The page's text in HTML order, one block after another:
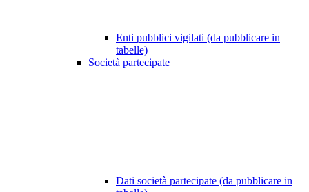
Enti pubblici vigilati (da pubblicare in
tabelle)
Società partecipate
Dati società partecipate (da pubblicare in